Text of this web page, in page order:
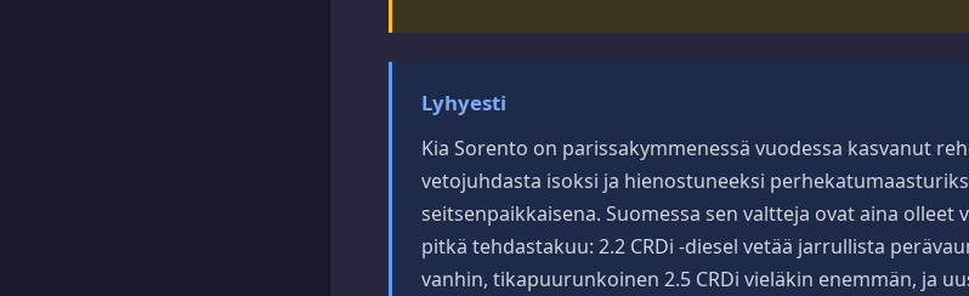
Lyhyesti
Kia Sorento on parissakymmenessä vuodessa kasvanut
vetojuhdasta isoksi ja hienostuneeksi
seitsenpaikkaisena. Suomessa sen valtteja ovat aina olleet
pitkä tehdastakuu: 2.2 CRDi -diesel vetää jarrullista
vanhin, tikapuurunkoinen 2.5 CRDi vieläkin enemmän, ja